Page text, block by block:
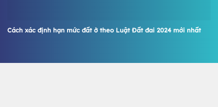
Cách xác định hạn mức đất ở theo Luật Đất đai 2024 mới nhất